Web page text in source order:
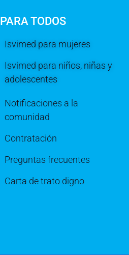
PARA TODOS
Isvimed para mujeres
Isvimed para niños, niñas y
adolescentes
Notificaciones a la
comunidad
Contratación
Preguntas frecuentes
Carta de trato digno